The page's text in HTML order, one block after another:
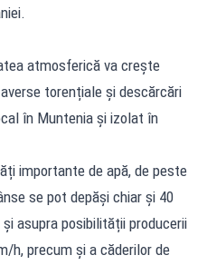
atmosferică va crește
torențiale și descărcări
în Muntenia și izolat în
importante de apă, de peste
se pot depăși chiar și 40
asupra posibilității producerii
h, precum și a căderilor de